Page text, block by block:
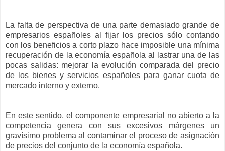
La falta de perspectiva de una parte demasiado grande de
empresarios españoles al fijar los precios sólo contando
con los beneficios a corto plazo hace imposible una mínima
recuperación de la economía española al lastrar una de las
pocas salidas: mejorar la evolución comparada del precio
de los bienes y servicios españoles para ganar cuota de
mercado interno y externo.
En este sentido, el componente empresarial no abierto a la
competencia genera con sus excesivos márgenes un
gravísimo problema al contaminar el proceso de asignación
de precios del conjunto de la economía española.